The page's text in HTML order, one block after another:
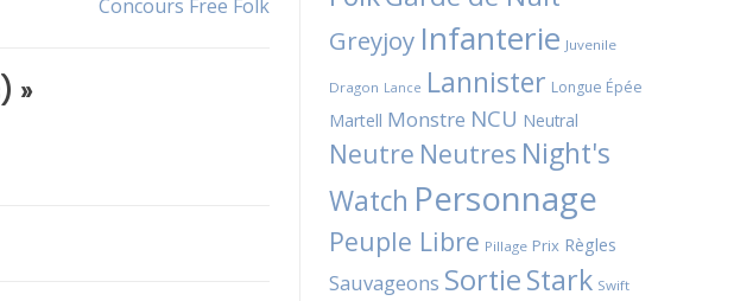
Concours Free Folk
»
Greyjoy Infanterie Juvenile
Dragon Lance Lannister Longue Épée
Martell Monstre NCU Neutral
Neutre Neutres Night's
Watch Personnage
Peuple Libre Pillage Prix Règles
Sauvageons SortieStark Swift